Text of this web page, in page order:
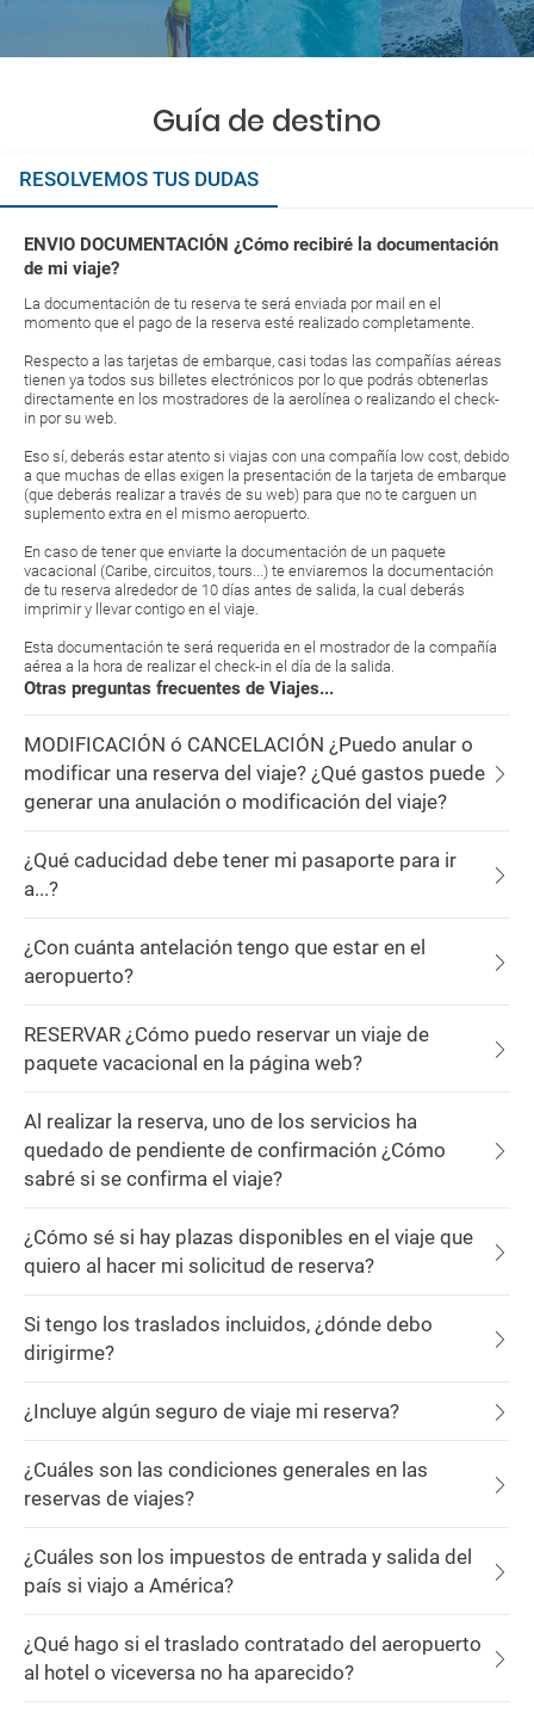
Guía de destino
RESOLVEMOS TUS DUDAS
ENVIO DOCUMENTACIÓN ¿Cómo recibiré la documentación
de mi viaje?
La documentación de tu reserva te será enviada por mail en el
momento que el pago de la reserva esté realizado completamente.
Respecto a las tarjetas de embarque, casi todas las compañías aéreas
tienen ya todos sus billetes electrónicos por lo que podrás obtenerlas
directamente en los mostradores de la aerolínea o realizando el check-
in por su web.
Eso sí, deberás estar atento si viajas con una compañía low cost, debido
a que muchas de ellas exigen la presentación de la tarjeta de embarque
(que deberás realizar a través de su web) para que no te carguen un
suplemento extra en el mismo aeropuerto.
En caso de tener que enviarte la documentación de un paquete
vacacional (Caribe, circuitos, tours...) te enviaremos la documentación
de tu reserva alrededor de 10 días antes de salida, la cual deberás
imprimir y llevar contigo en el viaje.
Esta documentación te será requerida en el mostrador de la compañía
aérea a la hora de realizar el check-in el día de la salida.
Otras preguntas frecuentes de Viajes...
MODIFICACIÓN ó CANCELACIÓN ¿Puedo anular o
modificar una reserva del viaje? ¿Qué gastos puede
generar una anulación o modificación del viaje?
¿Qué caducidad debe tener mi pasaporte para ir
a...?
¿Con cuánta antelación tengo que estar en el
aeropuerto?
RESERVAR ¿Cómo puedo reservar un viaje de
paquete vacacional en la página web?
Al realizar la reserva, uno de los servicios ha
quedado de pendiente de confirmación ¿Cómo
sabré si se confirma el viaje?
¿Cómo sé si hay plazas disponibles en el viaje que
quiero al hacer mi solicitud de reserva?
Si tengo los traslados incluidos, ¿dónde debo
dirigirme?
¿Incluye algún seguro de viaje mi reserva?
¿Cuáles son las condiciones generales en las
reservas de viajes?
¿Cuáles son los impuestos de entrada y salida del
país si viajo a América?
¿Qué hago si el traslado contratado del aeropuerto
al hotel o viceversa no ha aparecido?